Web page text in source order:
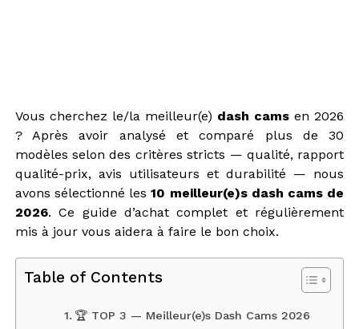
Vous cherchez le/la meilleur(e) dash cams en 2026
? Après avoir analysé et comparé plus de 30
modèles selon des critères stricts — qualité, rapport
qualité-prix, avis utilisateurs et durabilité — nous
avons sélectionné les10 meilleur(e)s dash cams de
2026. Ce guide d’achat complet et régulièrement
mis à jour vous aidera à faire le bon choix.
Table of Contents
🏆 TOP 3 — Meilleur(e)s Dash Cams 2026